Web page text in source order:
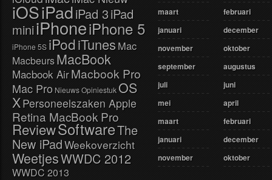
iOSiPadiPad 3iPad
miniiPhoneiPhone 5
iPhone 5S iPodiTunes Mac
MacbeursMacBook
Macbook AirMacbook Pro
Mac Pro Nieuws Opiniestuk OS
XPersoneelszaken Apple
Retina MacBook Pro
ReviewSoftwareThe
New iPadWeekoverzicht
WeetjesWWDC 2012
WWDC 2013
maart
februari
januari
december
november
oktober
september
augustus
juli
juni
mei
april
maart
februari
januari
december
november
oktober